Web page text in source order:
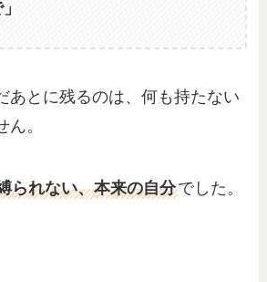
あとに残るのは、何も持たない
。
られない、本来の自分でした。